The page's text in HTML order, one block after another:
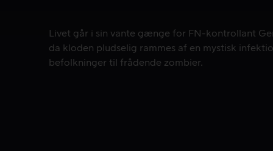
Livet går i sin vante gænge for FN-kontrollant
Livet går i sin vante gænge for FN-kontrollant
da kloden pludselig rammes af en mystisk
befolkninger til frådende zombier.